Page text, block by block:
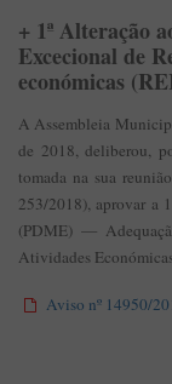
+ 1ª Alteração
Excecional de
económicas
A Assembleia
de 2018, deliberou,
tomada na sua
253/2018), aprovar a
(PDME) —
Atividades
Aviso nº 14950/